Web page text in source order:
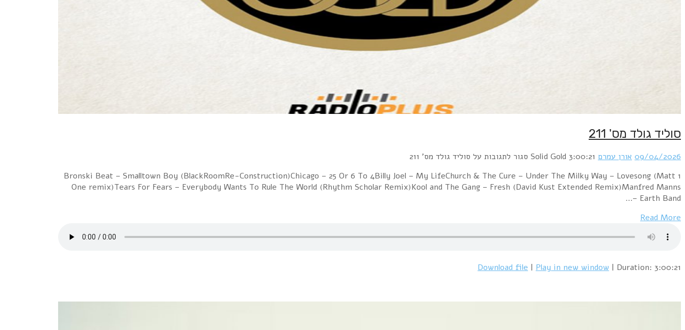
סוליד גולד מס' 211
09/04/2026 אורן עמרם Solid Gold 3:00:21 סגור לתגובות על סוליד גולד מס' 211
1 Bronski Beat – Smalltown Boy (BlackRoomRe-Construction)Chicago – 25 Or 6 To 4Billy Joel – My LifeChurch & The Cure – Under The Milky Way – Lovesong (Matt
One remix)Tears For Fears – Everybody Wants To Rule The World (Rhythm Scholar Remix)Kool and The Gang – Fresh (David Kust Extended Remix)Manfred Manns
Earth Band –…
Read More
Download file | Play in new window | Duration: 3:00:21